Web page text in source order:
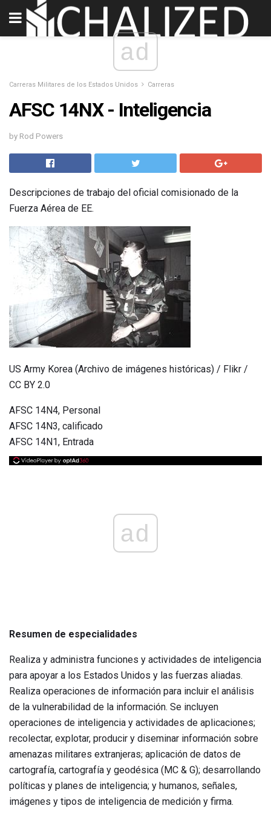
ad
Carreras Militares de los Estados Unidos Carreras
AFSC 14NX - Inteligencia
by Rod Powers
Descripciones de trabajo del oficial comisionado de la
Fuerza Aérea de EE.
US Army Korea (Archivo de imágenes históricas) / Flikr /
CC BY 2.0
AFSC 14N4, Personal
AFSC 14N3, calificado
AFSC 14N1, Entrada
ad
Resumen de especialidades
Realiza y administra funciones y actividades de inteligencia
para apoyar a los Estados Unidos y las fuerzas aliadas.
Realiza operaciones de información para incluir el análisis
de la vulnerabilidad de la información. Se incluyen
operaciones de inteligencia y actividades de aplicaciones;
recolectar, explotar, producir y diseminar información sobre
amenazas militares extranjeras; aplicación de datos de
cartografía, cartografía y geodésica (MC & G); desarrollando
políticas y planes de inteligencia; y humanos, señales,
imágenes y tipos de inteligencia de medición y firma.